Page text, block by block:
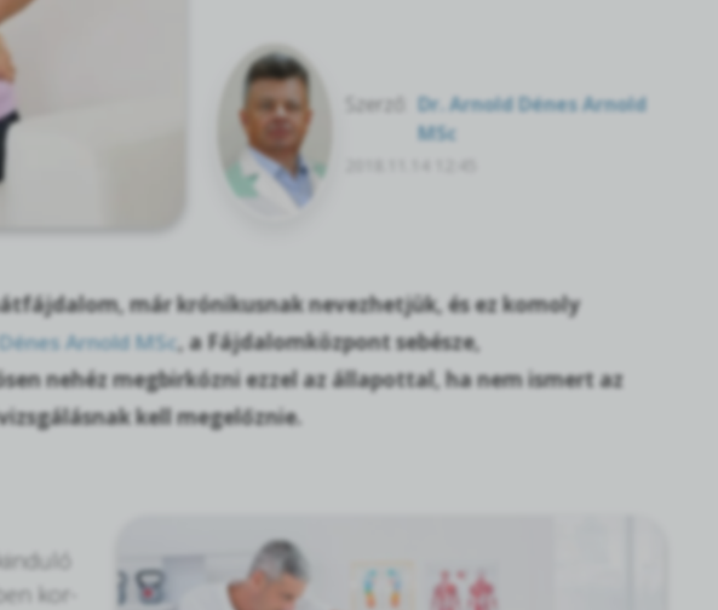
Szerző:
Dr. Arnold Dénes Arnold
MSc
már krónikusnak nevezhetjük, és ez komoly
Arnold MSc, a Fájdalomközpont sebésze,
nehéz megbirkózni ezzel az állapottal, ha nem ismert az
kell megelőznie.
kor-